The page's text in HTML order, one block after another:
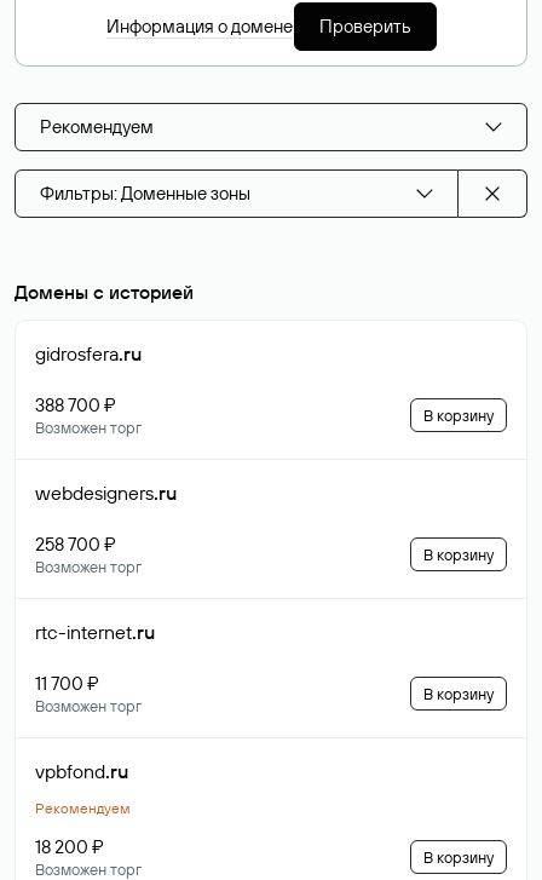
Информация о домене Проверить
Рекомендуем
Фильтры: Доменные зоны
Домены с историей
gidrosfera.ru
388 700 ₽
Возможен торг
В корзину
webdesigners.ru
258 700 ₽
Возможен торг
В корзину
rtc-internet.ru
11 700 ₽
Возможен торг
В корзину
vpbfond.ru
Рекомендуем
18 200 ₽
Возможен торг
В корзину